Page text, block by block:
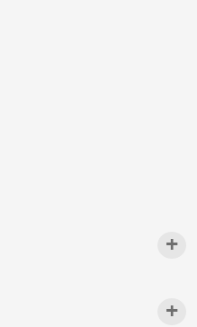
+
+